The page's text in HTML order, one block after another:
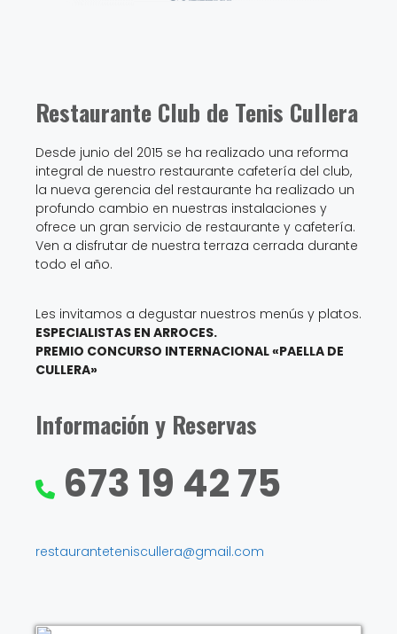
Restaurante Club de Tenis Cullera
Desde junio del 2015 se ha realizado una reforma
integral de nuestro restaurante cafetería del club,
la nueva gerencia del restaurante ha realizado un
profundo cambio en nuestras instalaciones y
ofrece un gran servicio de restaurante y cafetería.
Ven a disfrutar de nuestra terraza cerrada durante
todo el año.
Les invitamos a degustar nuestros menús y platos.
ESPECIALISTAS EN ARROCES.
PREMIO CONCURSO INTERNACIONAL «PAELLA DE
CULLERA»
Información y Reservas
673 19 42 75
restauranteteniscullera@gmail.com